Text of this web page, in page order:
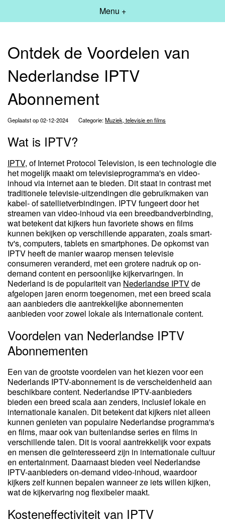
Menu +
Ontdek de Voordelen van
Nederlandse IPTV
Abonnement
Geplaatst op 02-12-2024 Categorie:Muziek, televisie en films
Wat is IPTV?
IPTV, of Internet Protocol Television, is een technologie die
het mogelijk maakt om televisieprogramma's en video-
inhoud via internet aan te bieden. Dit staat in contrast met
traditionele televisie-uitzendingen die gebruikmaken van
kabel- of satellietverbindingen. IPTV fungeert door het
streamen van video-inhoud via een breedbandverbinding,
wat betekent dat kijkers hun favoriete shows en films
kunnen bekijken op verschillende apparaten, zoals smart-
tv's, computers, tablets en smartphones. De opkomst van
IPTV heeft de manier waarop mensen televisie
consumeren veranderd, met een grotere nadruk op on-
demand content en persoonlijke kijkervaringen. In
Nederland is de populariteit van Nederlandse IPTVde
afgelopen jaren enorm toegenomen, met een breed scala
aan aanbieders die aantrekkelijke abonnementen
aanbieden voor zowel lokale als internationale content.
Voordelen van Nederlandse IPTV
Abonnementen
Een van de grootste voordelen van het kiezen voor een
Nederlands IPTV-abonnement is de verscheidenheid aan
beschikbare content. Nederlandse IPTV-aanbieders
bieden een breed scala aan zenders, inclusief lokale en
internationale kanalen. Dit betekent dat kijkers niet alleen
kunnen genieten van populaire Nederlandse programma's
en films, maar ook van buitenlandse series en films in
verschillende talen. Dit is vooral aantrekkelijk voor expats
en mensen die geïnteresseerd zijn in internationale cultuur
en entertainment. Daarnaast bieden veel Nederlandse
IPTV-aanbieders on-demand video-inhoud, waardoor
kijkers zelf kunnen bepalen wanneer ze iets willen kijken,
wat de kijkervaring nog flexibeler maakt.
Kosteneffectiviteit van IPTV